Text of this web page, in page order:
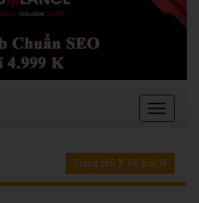
Trang chủ Tin bên lề